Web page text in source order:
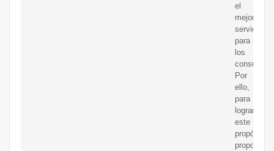
el
mejor
servicio
para
los
Por
ello,
para
lograr
este
propósito